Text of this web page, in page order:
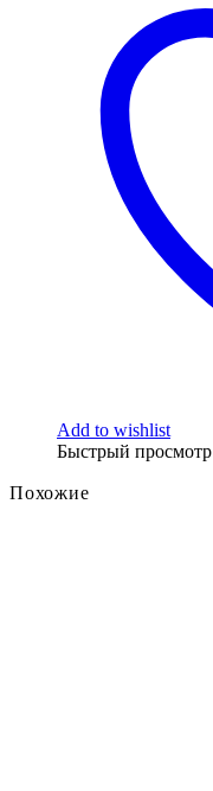
Add to wishlist
Быстрый просмотр
Похожие